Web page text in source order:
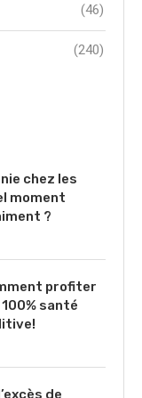
(46)
(240)
chez les
moment
?
profiter
santé
de